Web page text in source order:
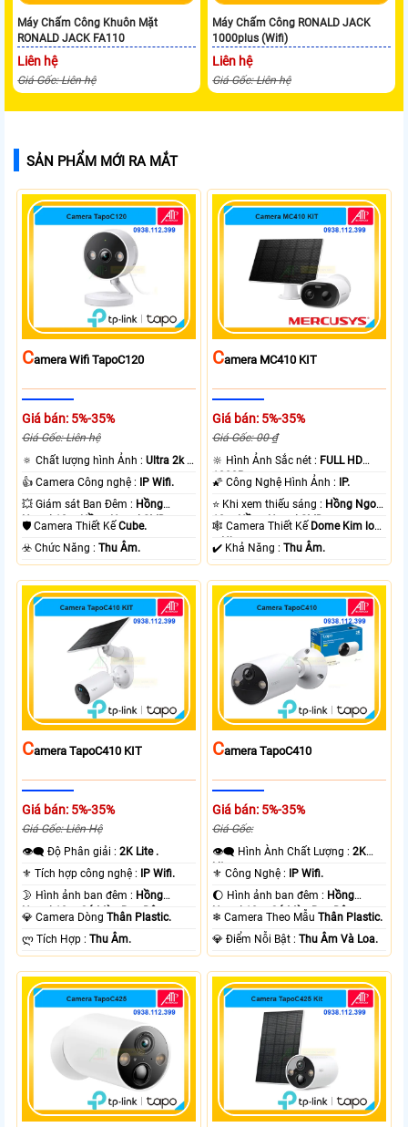
Máy Chấm Công Khuôn Mặt
RONALD JACK FA110
Liên hệ
Giá Gốc: Liên hệ
Máy Chấm Công RONALD JACK
1000plus (Wifi)
Liên hệ
Giá Gốc: Liên hệ
SẢN PHẨM MỚI RA MẮT
CAmera Wifi TapoC120
Giá bán: 5%-35%
Giá Gốc: Liên hệ
🔅 Chất lượng hình Ảnh :Ultra 2k +
.
👍 Camera Công nghệ :
IP Wifi.
💥 Giám sát Ban Đêm : Hồng
Ngoại 10m Hồng Ngoại SMD.
🛡 Camera Thiết KếCube.
️☣️ Chức Năng :Thu Âm.
CAmera MC410 KIT
Giá bán: 5%-35%
Giá Gốc: 00 ₫
🔆 Hình Ảnh Sắc nét : FULL HD
1080P .
🌠 Công Nghệ Hình Ảnh :
IP.
⭐ Khi xem thiếu sáng : Hồng Ngoại
10m Hồng Ngoại SMD.
🕸️ Camera Thiết Kế Dome Kim loại
+ Nhựa.
️✔️ Khả Năng :Thu Âm.
CAmera TapoC410 KIT
Giá bán: 5%-35%
Giá Gốc: Liên Hệ
👁️‍🗨 Độ Phân giải :2K Lite .
⚜️ Tích hợp công nghệ : IP Wifi.
🌛 Hình ảnh ban đêm : Hồng
Ngoại 10m Có Màu Ban Ðêm.
💎 Camera DòngThân Plastic.
️ლ Tích Hợp :Thu Âm.
CAmera TapoC410
Giá bán: 5%-35%
Giá Gốc:
👁️‍🗨 Hình Ành Chất Lượng :2K
Lite .
⚜️ Công Nghệ : IP Wifi.
🌔 Hình ảnh ban đêm : Hồng
Ngoại 10m Có Màu Ban Ðêm.
❄ Camera Theo MẫuThân Plastic.
️💎 Điểm Nỗi Bật :Thu Âm Và Loa.